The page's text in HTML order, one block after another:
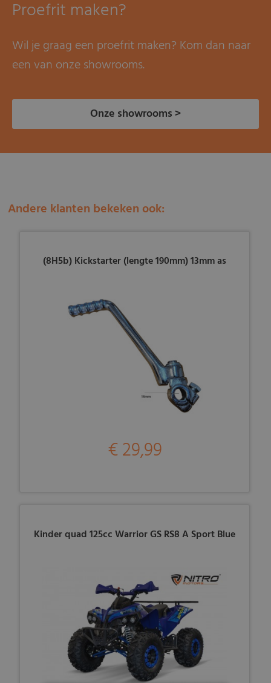
Proefrit maken?
Wil je graag een proefrit maken? Kom dan naar
een van onze showrooms.
Onze showrooms >
Andere klanten bekeken ook:
(8H5b) Kickstarter (lengte 190mm) 13mm as
€ 29,99
Kinder quad 125cc Warrior GS RS8 A Sport Blue